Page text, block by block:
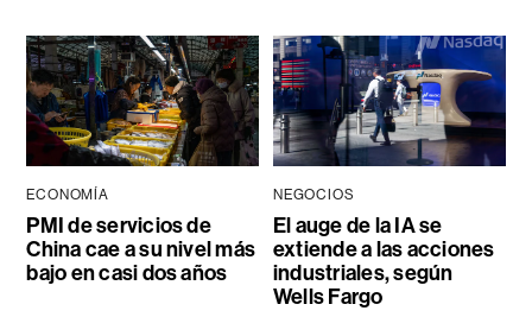
ECONOMÍA
PMI de servicios de
China cae a su nivel más
bajo en casi dos años
NEGOCIOS
El auge de la IA se
extiende a las acciones
industriales, según
Wells Fargo